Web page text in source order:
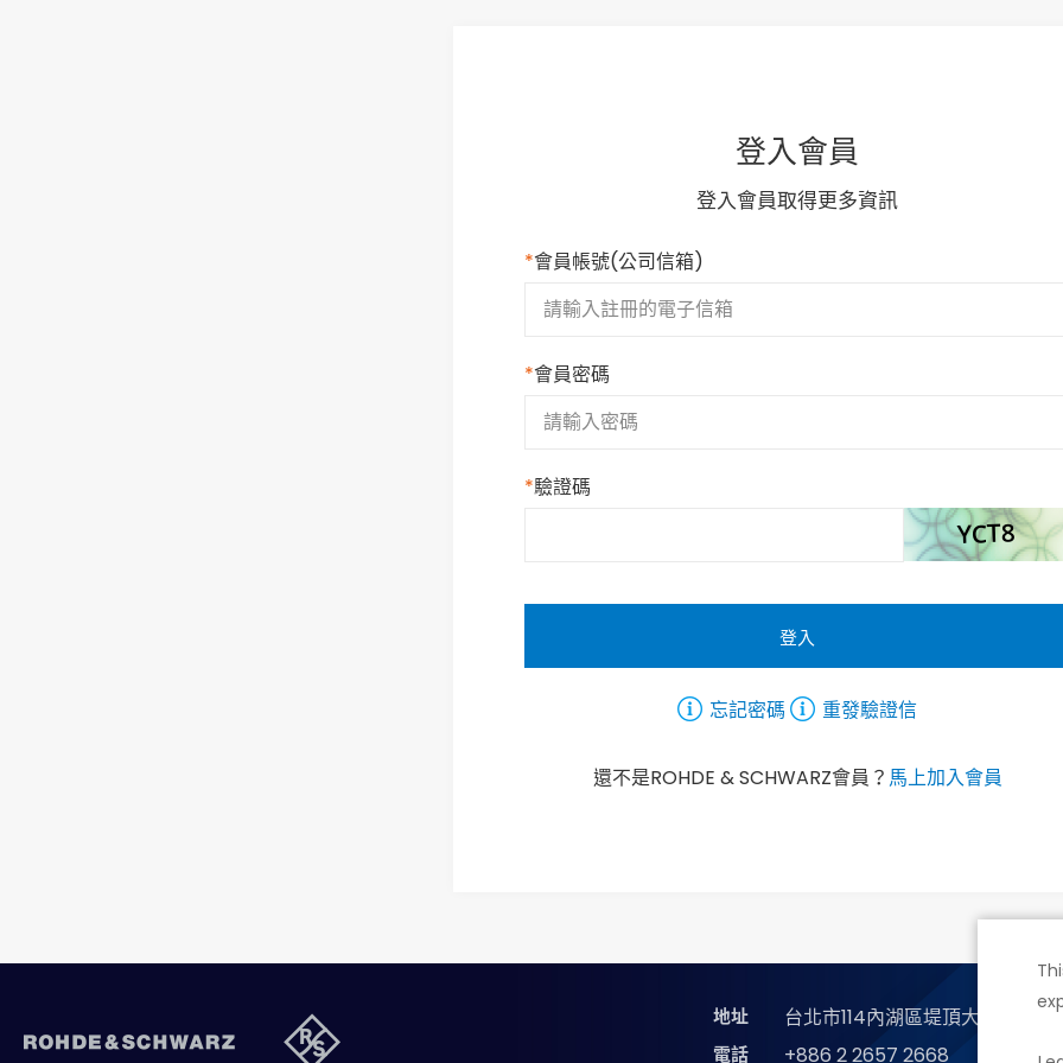
登入會員
登入會員取得更多資訊
*會員帳號(公司信箱)
*會員密碼
*驗證碼
登入
忘記密碼 重發驗證信
還不是ROHDE & SCHWARZ會員？ 馬上加入會員
地址 台北市114內湖區堤頂大道二段89
電話 +886 2 2657 2668